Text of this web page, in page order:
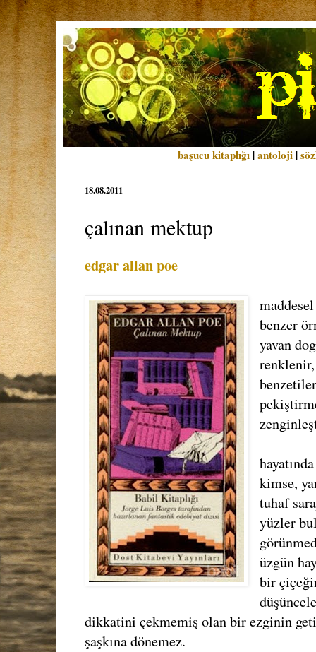
başucu kitaplığı |antoloji |
18.08.2011
çalınan mektup
edgar allan poe
benzer
yavan
kimse,
tuhaf
yüzler
üzgün
bir
dikkatini çekmemiş olan bir ezginin
şaşkına dönemez.